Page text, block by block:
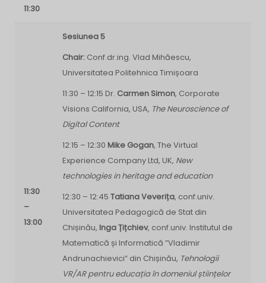
11:30
11:30
–
13:00
Sesiunea 5
Chair: Conf.dr.ing. Vlad Mihăescu,
Universitatea Politehnica Timișoara
11:30 – 12:15 Dr. Carmen Simon, Corporate
Visions California, USA, The Neuroscience of
Digital Content
12:15 – 12:30 Mike Gogan, The Virtual
Experience Company Ltd, UK, New
technologies in heritage and education
12:30 – 12:45 Tatiana Veverița, conf.univ.
Universitatea Pedagogică de Stat din
Chișinău, Inga Țițchiev, conf.univ. Institutul de
Matematică și Informatică ”Vladimir
Andrunachievici” din Chișinău, Tehnologii
VR/AR pentru educația în domeniul științelor